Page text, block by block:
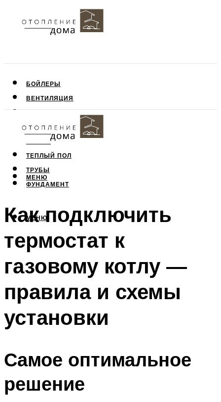
БОЙЛЕРЫ
ВЕНТИЛЯЦИЯ
ПОТОЛОК
СТЕНЫ
ТЕПЛЫЙ ПОЛ
ТРУБЫ
ФУНДАМЕНТ
МЕНЮ
МЕНЮ
Как подключить
термостат к
газовому котлу —
правила и схемы
установки
Самое оптимальное
решение